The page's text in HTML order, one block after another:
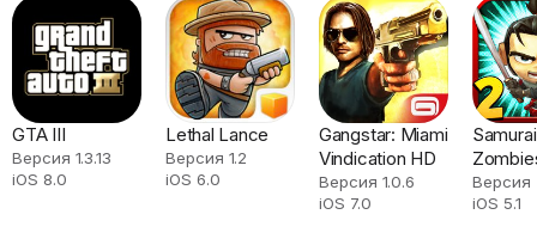
GTA III
Версия 1.3.13
iOS 8.0
Lethal Lance
Версия 1.2
iOS 6.0
Gangstar: Miami
Vindication HD
Версия 1.0.6
iOS 7.0
Версия
iOS 5.1